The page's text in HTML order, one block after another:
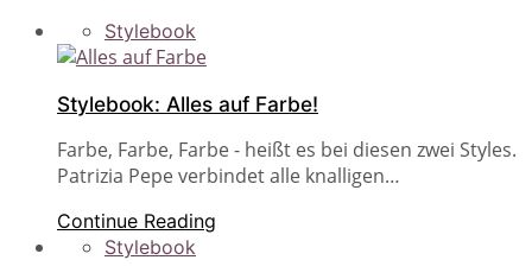
Stylebook
Stylebook: Alles auf Farbe!
Farbe, Farbe, Farbe - heißt es bei diesen zwei Styles.
Patrizia Pepe verbindet alle knalligen…
Continue Reading
Stylebook